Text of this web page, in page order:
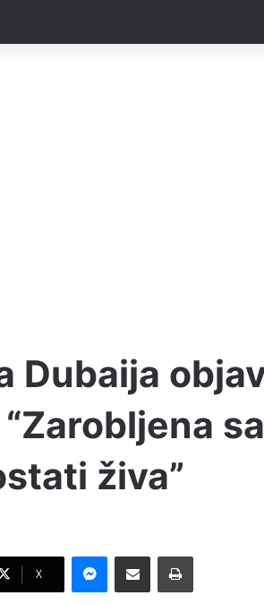
Dubaija
živa”
X
Messenger
Pošalji preko E-Maila Printaj